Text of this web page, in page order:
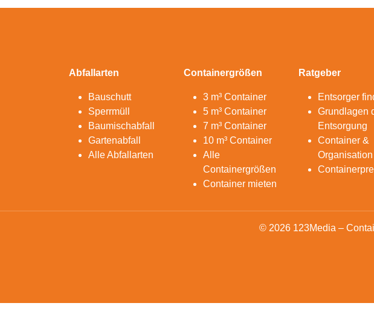
Abfallarten
Bauschutt
Sperrmüll
Baumischabfall
Gartenabfall
Alle Abfallarten
Containergrößen
3 m³ Container
5 m³ Container
7 m³ Container
10 m³ Container
Alle
Containergrößen
Container mieten
Ratgeber
Entsorger
Grundlagen
Entsorgung
Container &
Organisation
© 2026 123Media –